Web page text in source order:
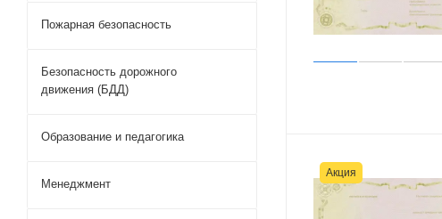
Акция
Пожарная безопасность
Безопасность дорожного
движения (БДД)
Образование и педагогика
Менеджмент